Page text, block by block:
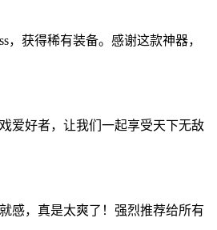
获得稀有装备。感谢这款神器，
爱好者，让我们一起享受天下无敌
感，真是太爽了！强烈推荐给所有